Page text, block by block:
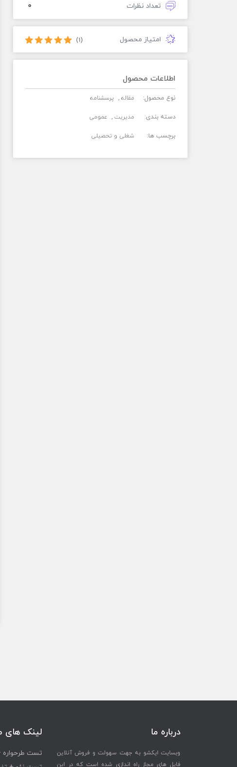
تعداد نظرات 0
امتیاز محصول (1)
اطلاعات محصول
نوع محصول: مقاله پرسشنامه
دسته بندی: مدیریت عمومی
برچسب ها: شغلی و تحصیلی
درباره ما
وبسایت ایکشو به جهت سهولت و فروش آنلاین
فایل های مجاز راه اندازی شده است که در این
لینک های
تست طرحواره